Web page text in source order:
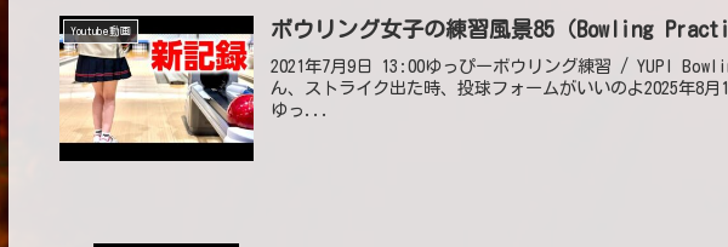
Youtube動画 ボウリング女子の練習風景85（Bowling
2021年7月9日 13:00ゆっぴーボウリング練習 / YUPI
ん、ストライク出た時、投球フォームがいいのよ2025年8
ゆっ...